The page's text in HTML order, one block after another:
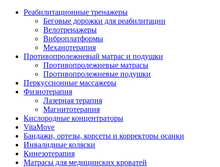
Реабилитационные тренажеры
Беговые дорожки для реабилитации
Велотренажеры
Виброплатформы
Механотерапия
Противопролежневый матрас и подушки
Противопролежневые матрасы
Противопролежневые подушки
Перкуссионные массажеры
Физиотерапия
Лазерная терапия
Магнитотерапия
Кислородные концентраторы
VitaMove
Бандажи, ортезы, корсеты и корректоры осанки
Инвалидные коляски
Кинезотерапия
Матрасы для медицинских кроватей